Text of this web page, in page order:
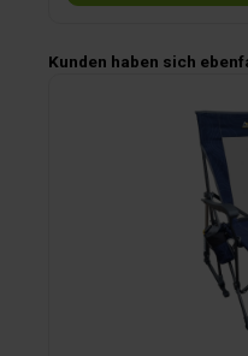
Produktgalerie
Kunden haben sich